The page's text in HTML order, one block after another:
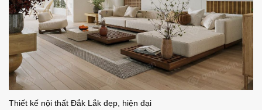
Thiết kế nội thất Đắk Lắk đẹp, hiện đại